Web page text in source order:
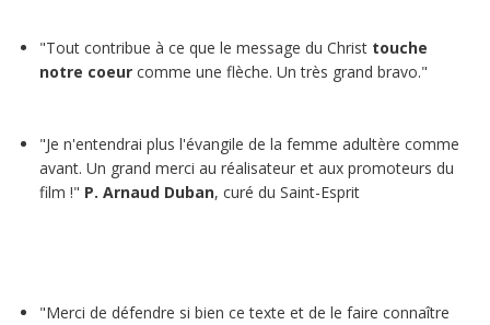
"Tout contribue à ce que le message du Christ touche
notre coeur comme une flèche. Un très grand bravo."
"Je n'entendrai plus l'évangile de la femme adultère comme
avant. Un grand merci au réalisateur et aux promoteurs du
film !" P. Arnaud Duban, curé du Saint-Esprit
"Merci de défendre si bien ce texte et de le faire connaître